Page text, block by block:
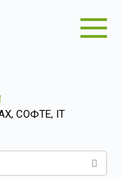
СОФТЕ, IT